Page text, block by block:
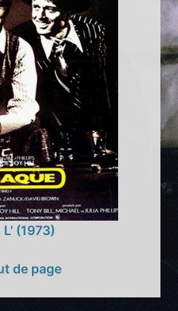
(1973)
de page